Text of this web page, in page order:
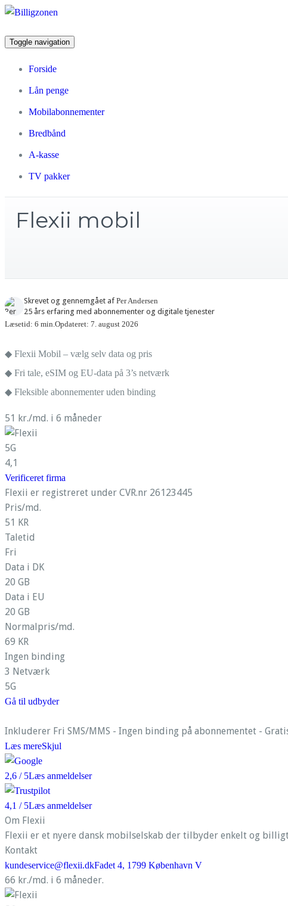
Toggle navigation
Forside
Lån penge
Mobilabonnementer
Bredbånd
A-kasse
TV pakker
Flexii mobil
Skrevet og gennemgået af Per Andersen
25 års erfaring med abonnementer og digitale tjenester
Læsetid: 6 min.Opdateret: 7. august 2026
◆ Flexii Mobil – vælg selv data og pris
◆ Fri tale, eSIM og EU-data på 3’s netværk
◆ Fleksible abonnementer uden binding
51 kr./md. i 6 måneder
5G
4,1
Verificeret firma
Flexii er registreret under CVR.nr 26123445
Pris/md.
51 KR
Taletid
Fri
Data i DK
20 GB
Data i EU
20 GB
Normalpris/md.
69 KR
Ingen binding
3 Netværk
5G
Gå til udbyder
Inkluderer Fri SMS/MMS - Ingen binding på abonnementet -
Læs mereSkjul
2,6 / 5Læs anmeldelser
4,1 / 5Læs anmeldelser
Om Flexii
Flexii er et nyere dansk mobilselskab der tilbyder enkelt og
Kontakt
kundeservice@flexii.dkFadet 4, 1799 København V
66 kr./md. i 6 måneder.